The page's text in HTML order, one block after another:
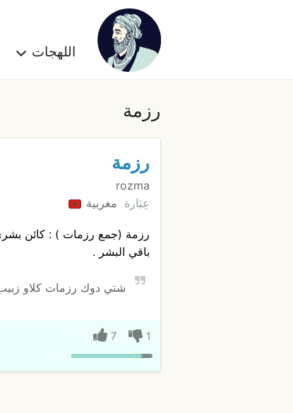
اللهجات
رزمة
رزمة
rozma
عِبَارة مغربية
رزمة (جمع رزمات ) : كائن
باقي البشر .
شتي دوك رزمات كلاو
1
7